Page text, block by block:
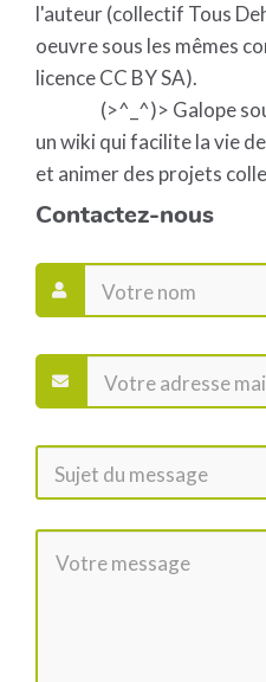
l'auteur (collectif Tous
oeuvre sous les mêmes
licence CC BY SA).
(>^_^)> Galope
un wiki qui facilite la vie
et animer des projets
Contactez-nous